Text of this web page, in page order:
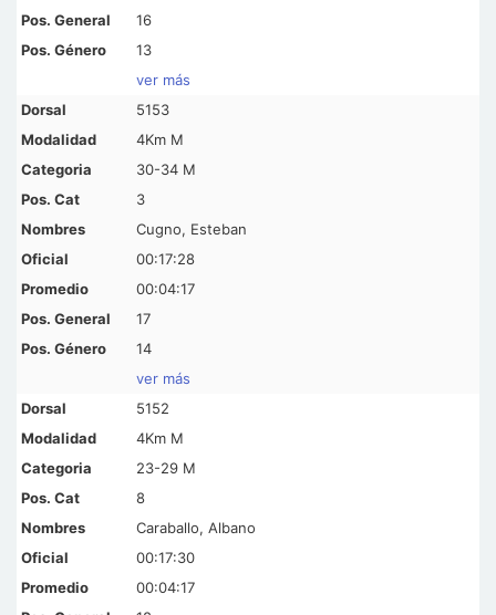
16
13
ver más
5153
4Km M
30-34 M
3
Cugno, Esteban
00:17:28
00:04:17
17
14
ver más
5152
4Km M
23-29 M
8
Caraballo, Albano
00:17:30
00:04:17